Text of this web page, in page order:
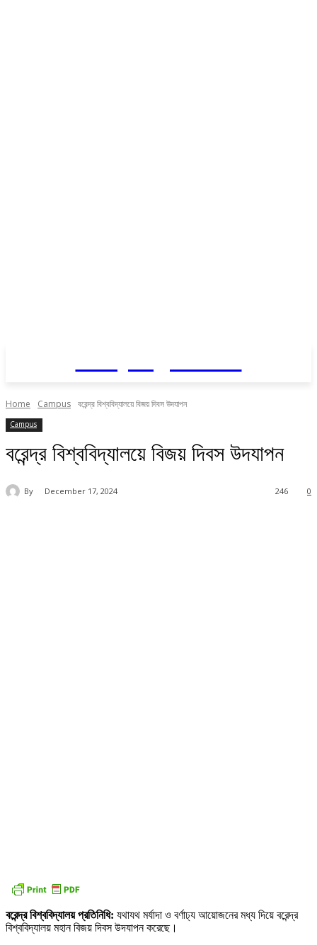
Home Campus বরেন্দ্র বিশ্ববিদ্যালয়ে বিজয় দিবস উদযাপন
Campus
বরেন্দ্র বিশ্ববিদ্যালয়ে বিজয় দিবস উদযাপন
By December 17, 2024 0
246
বরেন্দ্র বিশ্ববিদ্যালয় প্রতিনিধি: যথাযথ মর্যাদা ও বর্ণাঢ্য আয়োজনের মধ্য দিয়ে বরেন্দ্র
বিশ্ববিদ্যালয় মহান বিজয় দিবস উদযাপন করেছে।